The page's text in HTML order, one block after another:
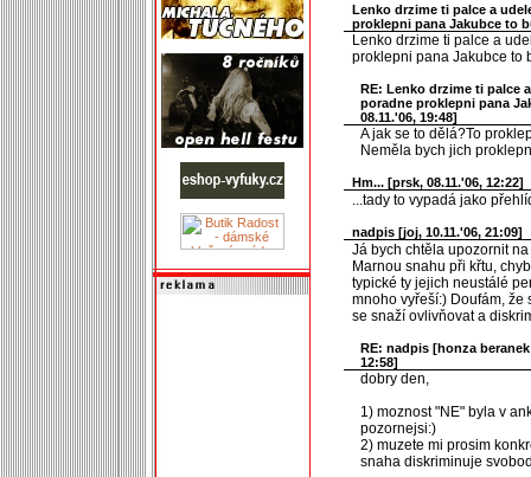
Lenko drzime ti palce a
proklepni pana Jakubce to
Lenko drzime ti palce a
proklepni pana Jakubce to
RE: Lenko drzime ti palce
poradne proklepni pana
08.11.'06, 19:48]
A jak se to dělá?To
Neměla bych jich
Hm... [prsk, 08.11.'06, 12:22]
...tady to vypadá jako
nadpis [joj, 10.11.'06, 21:09]
Já bych chtěla upozornit
Marnou snahu při křtu,
typické ty jejich neustálé
mnoho vyřeší:) Doufám, že
se snaží ovlivňovat a
RE: nadpis [honza
12:58]
dobry den,
1) moznost "NE" byla v
pozornejsi:)
2) muzete mi prosim
snaha diskriminuje